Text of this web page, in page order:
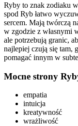
Ryby to znak zodiaku
spod Ryb łatwo
sercem. Mają twórczą
w zgodzie z własnymi
ale potrzebują granic,
najlepiej czują się tam,
pomagać innym w
Mocne strony
empatia
intuicja
kreatywność
wrażliwość